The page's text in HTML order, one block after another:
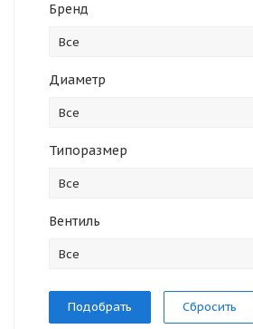
Бренд
Все
Диаметр
Все
Типоразмер
Все
Вентиль
Все
Сбросить